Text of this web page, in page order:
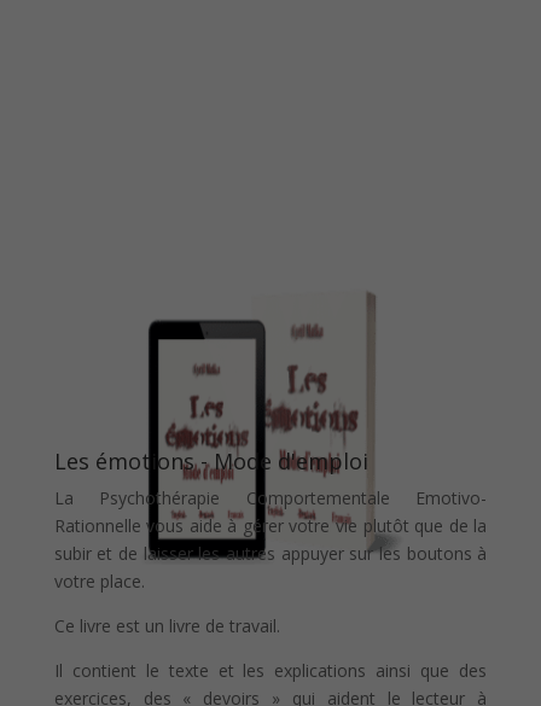
Les émotions - Mode d'emploi
La Psychothérapie Comportementale Emotivo-
Rationnelle vous aide à gérer votre vie plutôt que de la
subir et de laisser les autres appuyer sur les boutons à
votre place.
Ce livre est un livre de travail.
Il contient le texte et les explications ainsi que des
exercices, des « devoirs » qui aident le lecteur à